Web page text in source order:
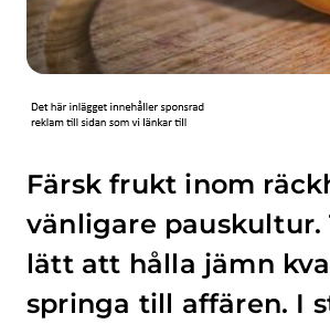
Färsk frukt inom
vänligare
lätt att hålla jämn
springa till affären. I